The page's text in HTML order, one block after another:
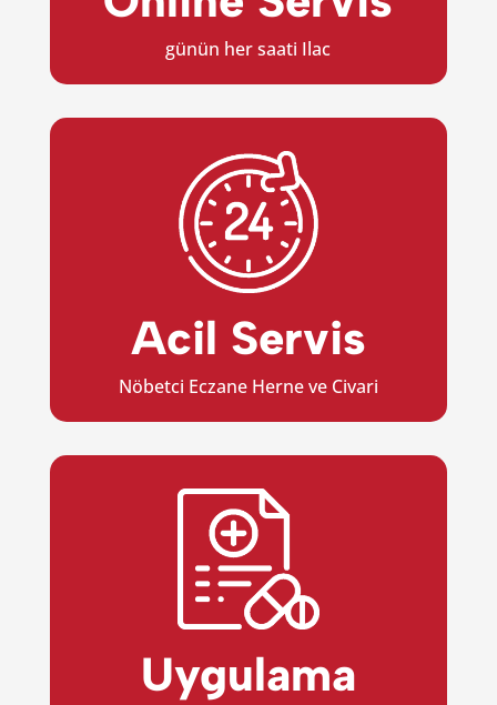
günün her saati Ilac
Acil Servis
Nöbetci Eczane Herne ve Civari
Uygulama